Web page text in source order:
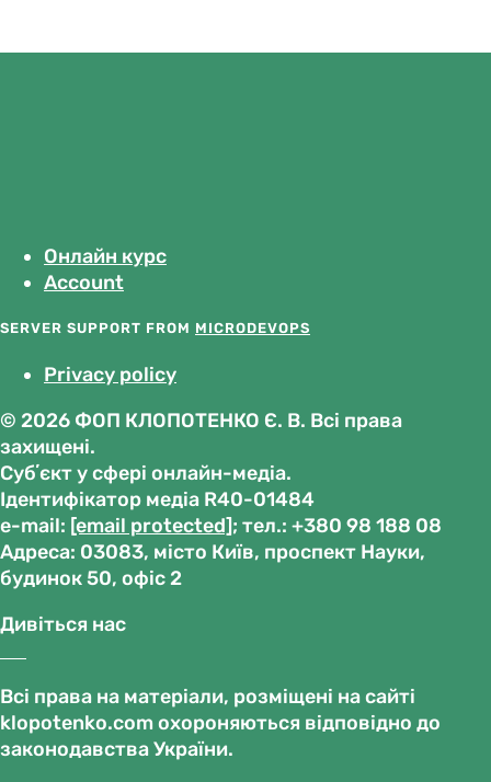
Онлайн курс
Account
SERVER SUPPORT FROM MICRODEVOPS
Privacy policy
© 2026 ФОП КЛОПОТЕНКО Є. В. Всі права
захищені.
Субʼєкт у сфері онлайн-медіа.
Ідентифікатор медіа R40-01484
е-mail: [email protected]; тел.: +380 98 188 08
Адреса: 03083, місто Київ, проспект Науки,
будинок 50, офіс 2
Дивіться нас
Всі права на матеріали, розміщені на сайті
klopotenko.com охороняються відповідно до
законодавства України.